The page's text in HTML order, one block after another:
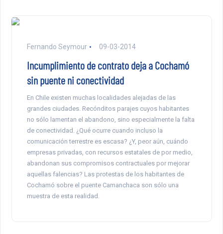
Fernando Seymour 09-03-2014
Incumplimiento de contrato deja a Cochamó
sin puente ni conectividad
En Chile existen muchas localidades alejadas de las
grandes ciudades. Recónditos parajes cuyos habitantes
no sólo lamentan el abandono, sino especialmente la falta
de conectividad. ¿Qué ocurre cuando incluso la
comunicación terrestre es escasa? ¿Y, peor aún, cuándo
empresas privadas, con recursos estatales de por medio,
abandonan sus compromisos contractuales por mejorar
aquellas falencias? Las protestas de los habitantes de
Cochamó sobre el puente Camanchaca son sólo una
muestra de esta realidad.